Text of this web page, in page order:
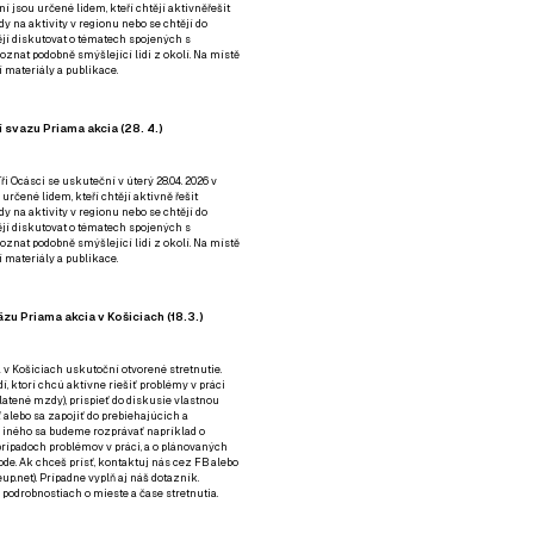
jsou určené lidem, kteří chtějí aktivněřešit
na aktivity v regionu nebo se chtějí do
diskutovat o tématech spojených s
podobně smýšlející lidi z okolí. Na místě
materiály a publikace.
Priama akcia (28. 4.)
Ocásci se uskuteční v úterý 28.04. 2026 v
určené lidem, kteří chtějí aktivně řešit
na aktivity v regionu nebo se chtějí do
diskutovat o tématech spojených s
podobně smýšlející lidi z okolí. Na místě
materiály a publikace.
Priama akcia v Košiciach (18.3.)
v Košiciach uskutoční otvorené stretnutie.
ktorí chcú aktívne riešiť problémy v práci
mzdy), prispieť do diskusie vlastnou
sa zapojiť do prebiehajúcich a
sa budeme rozprávať napríklad o
problémov v práci, a o plánovaných
Ak chceš prísť, kontaktuj nás cez FBalebo
Prípadnevyplň aj náš dotazník.
o mieste a čase stretnutia.